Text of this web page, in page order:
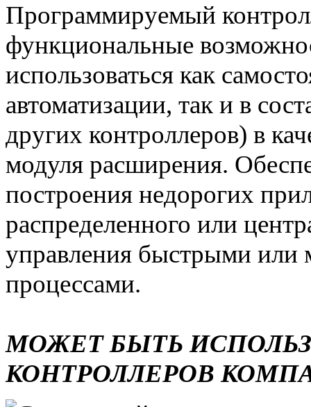
Программируемый
функциональные
использоваться как
автоматизации, так и в
других контроллеров) в
модуля расширения.
построения недорогих
распределенного или
управления быстрыми или
процессами.
МОЖЕТ БЫТЬ
КОНТРОЛЛЕРОВ